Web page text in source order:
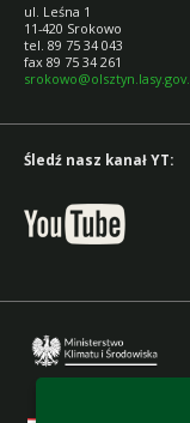
ul. Leśna 1
11-420 Srokowo
tel. 89 75 34 043
fax 89 75 34 261
Śledź nasz kanał YT: